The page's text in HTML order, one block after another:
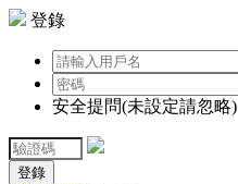
登錄
安全提問(未設定請忽略)
登錄